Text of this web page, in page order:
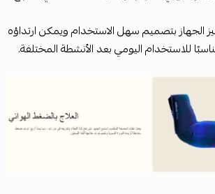
الجهاز بتصميم سهل الاستخدام ويمكن ارتداؤه
للاستخدام اليومي بعد الأنشطة المختلفة.